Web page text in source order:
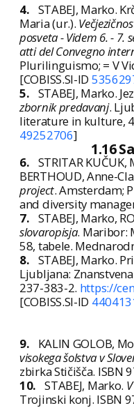
4. STABEJ, Marko.
Maria (ur.).
posveta - Videm 6. - 7.
atti del Convegno
Plurilinguismo; = V
[COBISS.SI-ID
5. STABEJ, Marko.
zbornik predavanj.
literature in kulture,
49252706]
1.16
6. STRITAR
BERTHOUD, Anne-
project. Amsterdam;
and diversity
7. STABEJ, Marko,
slovaropisja. Maribor:
58, tabele.
8. STABEJ, Marko.
Ljubljana:
237-383-2. https://
[COBISS.SI-ID
9.
KALIN GOLOB,
visokega šolstva v
zbirka Stičišča. ISBN
10. STABEJ, Marko.
Trojinski konj. ISBN